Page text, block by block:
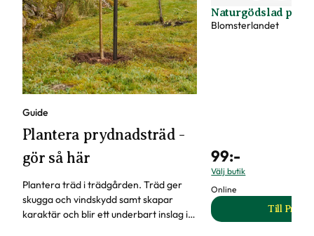
Guide
Plantera prydnadsträd -
gör så här
Plantera träd i trädgården. Träd ger
skugga och vindskydd samt skapar
karaktär och blir ett underbart inslag i
Naturgödslad
Blomsterlandet
99:-
Välj butik
Online
Till